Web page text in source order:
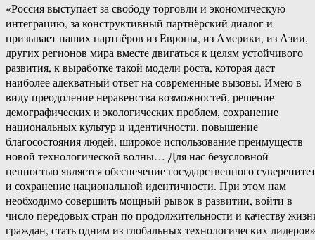
«Россия выступает за свободу торговли и экономическую
интеграцию, за конструктивный партнёрский диалог и
призывает наших партнёров из Европы, из Америки, из Азии,
других регионов мира вместе двигаться к целям устойчивого
развития, к выработке такой модели роста, которая даст
наиболее адекватный ответ на современные вызовы. Имею в
виду преодоление неравенства возможностей, решение
демографических и экологических проблем, сохранение
национальных культур и идентичности, повышение
благосостояния людей, широкое использование преимуществ
новой технологической волны… Для нас безусловной
ценностью является обеспечение государственного
и сохранение национальной идентичности. При этом нам
необходимо совершить мощный рывок в развитии, войти в
число передовых стран по продолжительности и качеству
граждан, стать одним из глобальных технологических